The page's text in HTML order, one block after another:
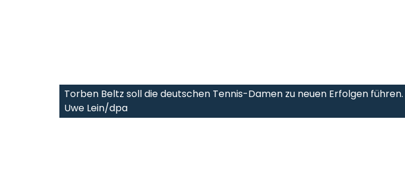
Torben Beltz soll die deutschen Tennis-Damen zu neuen Erfolgen führen.
Uwe Lein/dpa